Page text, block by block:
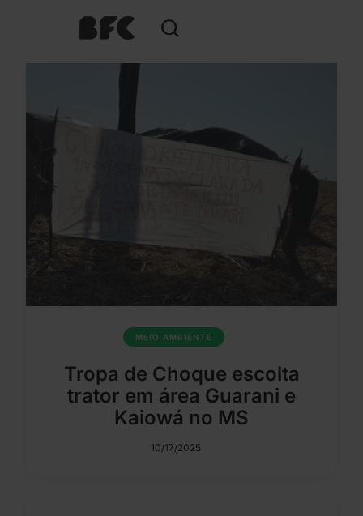
MEIO AMBIENTE
Tropa de Choque escolta
trator em área Guarani e
Kaiowá no MS
10/17/2025